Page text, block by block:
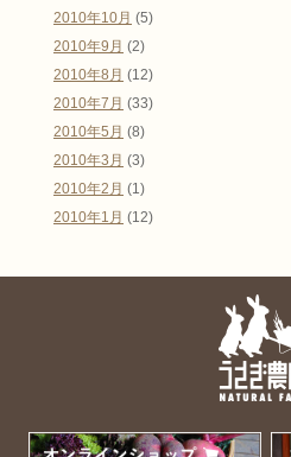
2010年10月 (5)
2010年9月 (2)
2010年8月 (12)
2010年7月 (33)
2010年5月 (8)
2010年3月 (3)
2010年2月 (1)
2010年1月 (12)